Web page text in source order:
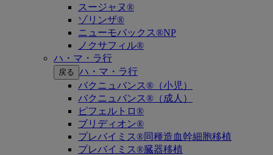
スージャヌ®
ゾリンザ®
ニューモバックス®NP
ノクサフィル®
ハ・マ・ラ行
戻る ハ・マ・ラ行
バクニュバンス®（小児）
バクニュバンス®（成人）
ピフェルトロ®
ブリディオン®
プレバイミス®同種造血幹細胞移植
プレバイミス®臓器移植